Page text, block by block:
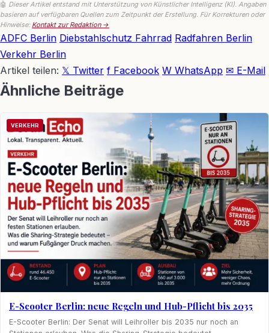
🤖 Dieser Artikel entstand mit Unterstützung von Künstlicher Intelligenz (KI). Angaben
basieren auf verfügbaren Quellen zum Zeitpunkt der Erstellung. Für Korrekturen oder
Hinweise: Kontakt zur Redaktion →
ADFC Berlin Diebstahlschutz Fahrrad Radfahren Berlin
Verkehr Berlin
Artikel teilen: 𝕏 Twitter f Facebook W WhatsApp ✉ E-Mail
Ähnliche Beiträge
VERKEHR
E-Scooter Berlin: neue Regeln und Hub-Pflicht bis 2035
E-Scooter Berlin: Der Senat will Leihroller bis 2035 nur noch an